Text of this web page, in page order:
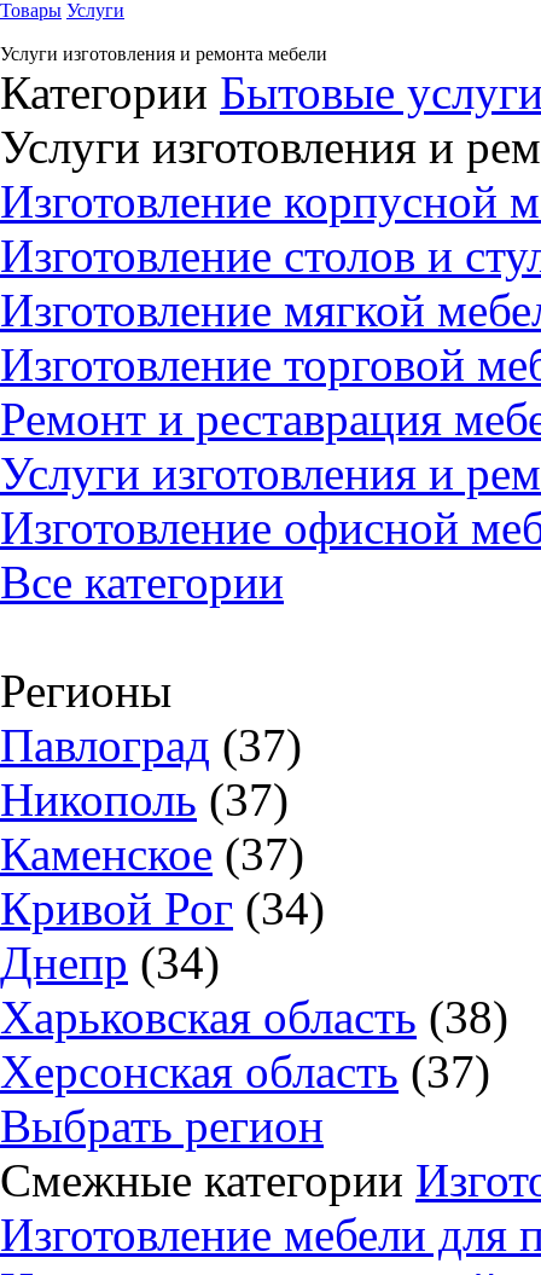
Товары Услуги
Услуги изготовления и ремонта мебели
Категории Бытовые
Услуги изготовления и
Изготовление корпусной
Изготовление столов и
Изготовление мягкой
Изготовление торговой
Ремонт и реставрация
Услуги изготовления и
Изготовление офисной
Все категории
Регионы
Павлоград (37)
Никополь (37)
Каменское (37)
Кривой Рог (34)
Днепр (34)
Харьковская область (38)
Херсонская область (37)
Выбрать регион
Смежные категории
Изготовление мебели для